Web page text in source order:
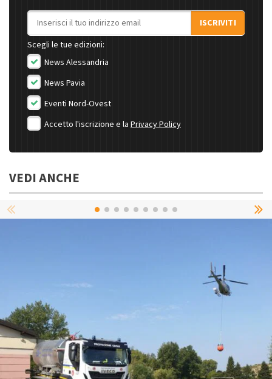
Indirizzo email
ISCRIVITI
Scegli le tue edizioni:
News Alessandria
News Pavia
Eventi Nord-Ovest
Accetto l'iscrizione e la Privacy Policy
VEDI ANCHE